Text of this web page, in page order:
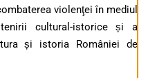
violenţei în mediul
cultural-istorice și a
și istoria României de